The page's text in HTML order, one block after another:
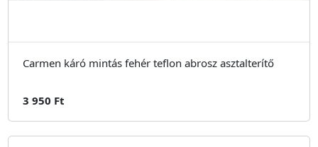
Carmen káró mintás fehér teflon abrosz asztalterítő
3 950 Ft